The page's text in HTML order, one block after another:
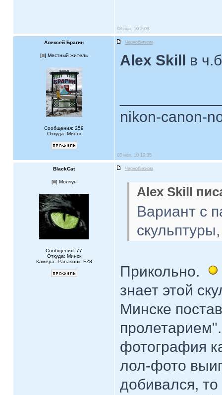
03 ноя, 10 2:03
Алексей Брагин Чернобилизм
[ ] Местный житель
Сообщения: 259
Откуда: Минск
Alex Skill в
nikon-canon-
03 ноя, 10 10:35
BlackCat Чернобилизм
[ ] Молчун
Сообщения: 77
Откуда: Минск
Камера: Panasonic FZ8
Alex Skill
Вариант с
Прикольно.
знает этой
Минске
фотография
лол-фото
добивался,